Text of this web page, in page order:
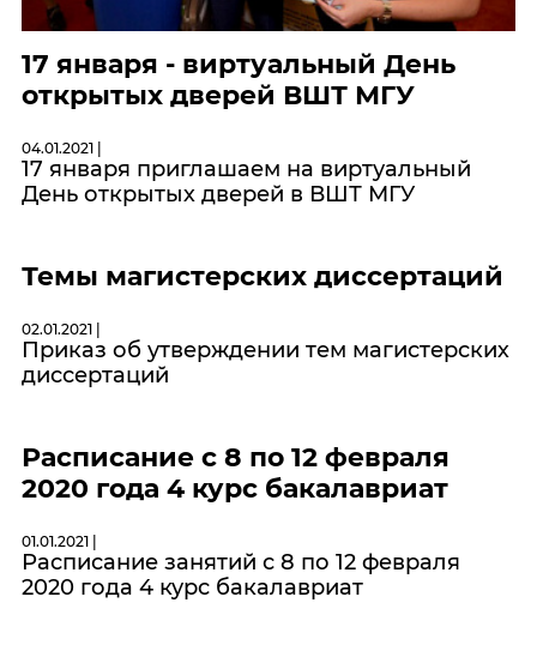
17 января - виртуальный День
открытых дверей ВШТ МГУ
04.01.2021 |
17 января приглашаем на виртуальный
День открытых дверей в ВШТ МГУ
Темы магистерских диссертаций
02.01.2021 |
Приказ об утверждении тем магистерских
диссертаций
Расписание с 8 по 12 февраля
2020 года 4 курс бакалавриат
01.01.2021 |
Расписание занятий с 8 по 12 февраля
2020 года 4 курс бакалавриат